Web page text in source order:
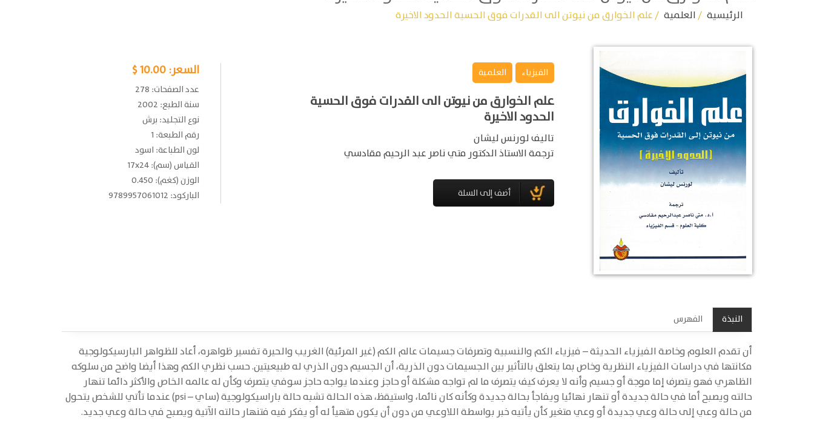
الرئيسية /العلمية / علم الخوارق من نيوتن الى القدرات فوق الحسية الحدود الاخيرة
الفيزياء العلمية
علم الخوارق من نيوتن الى القدرات فوق الحسية
الحدود الاخيرة
تاليف لورنس ليشان
ترجمة الاستاذ الدكتور متي ناصر عبد الرحيم مقادسي
السعر:10.00 $
عدد الصفحات: 278
سنة الطبع: 2002
نوع التجليد: برش
رقم الطبعة: 1
لون الطباعة: اسود
القياس (سم): 17x24
الوزن (كغم): 0.450
الباركود: 9789957061012
النبذة الفهرس
أن تقدم العلوم وخاصة الفيزياء الحديثة – فيزياء الكم والنسبية وتصرفات جسيمات عالم الكم (غير المرئية) الغريب والحيرة تفسير ظواهره، أعاد للظواهر البارسيكولوجية
مكانتها في دراسات الفيزياء النظرية وخاص بما يتعلق بالتأثير بين الجسيمات دون الذرية، أن الجسيم دون الذري له طبيعيتين. حسب نظري الكم وهذا أيضا واضح من سلوكه
الظاهري فهو يتصرف إما موجة أو جسيم وأنه لا يعرف كيف يتصرف ما لم تواجه مشكلة أو حاجز وعندما يواجه حاجز سوفي يتصرف وكأن له عالمه الخاص والأكثر دائما تنهار
حالته ويصبح أما في حالة جديدة أو تنهار نهائيا ويفاجأ بحالة جديدة وكأنه كان نائما، واستيقظ، هذه الحالة تشبه حالة باراسيكولوجية (ساي – psi) عندما تأتي للشخص يتحول
من حالة وعي إلى حالة وعي جديدة أو وعي متغير كأن يأتيه خبر بواسطة اللاوعي من دون أن يكون متهيأ له أو يفكر فيه فتنهار حالته الآتية ويصبح في حالة وعي جديد.